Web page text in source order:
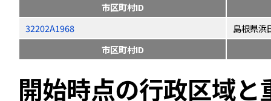
市区町村ID
32202A1968
島根県浜
市区町村ID
開始時点の行政区域